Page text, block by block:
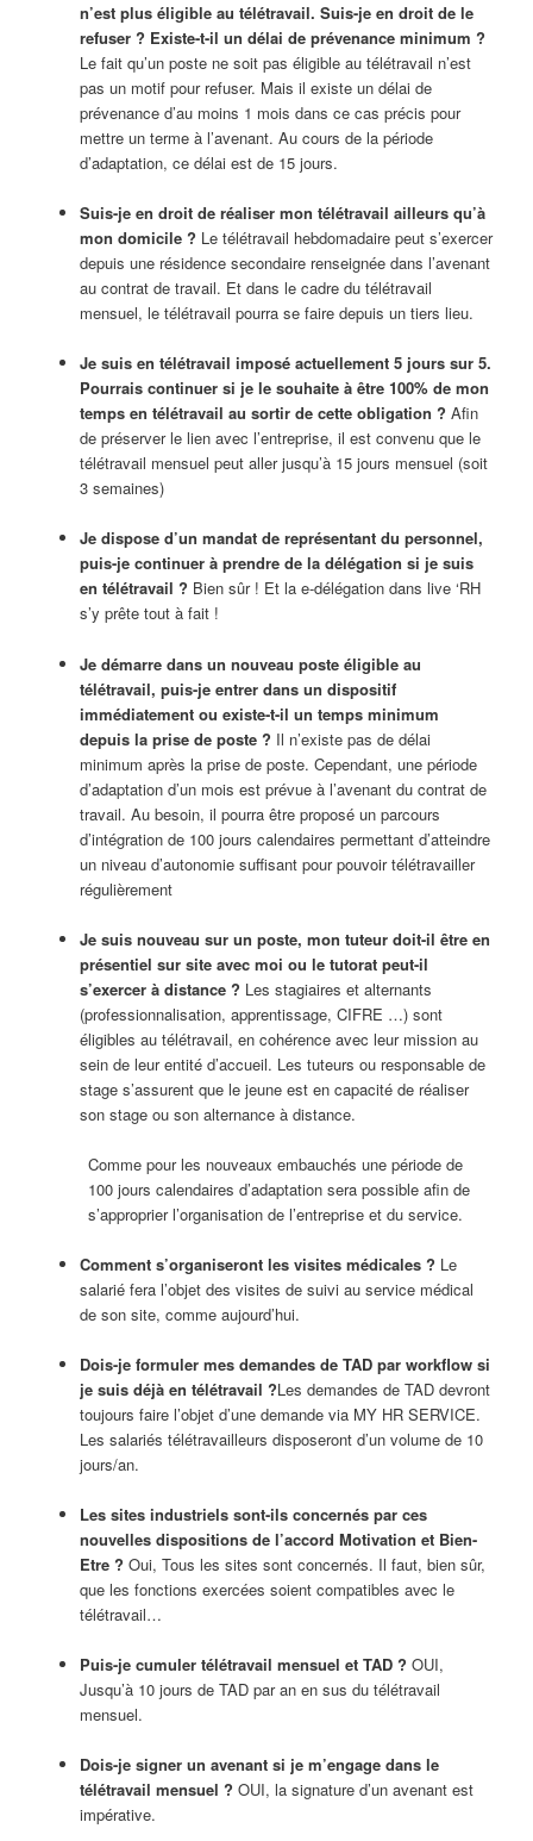
n’est plus éligible au télétravail. Suis-je en droit de le
refuser ? Existe-t-il un délai de prévenance minimum ?
Le fait qu’un poste ne soit pas éligible au télétravail n’est
pas un motif pour refuser. Mais il existe un délai de
prévenance d’au moins 1 mois dans ce cas précis pour
mettre un terme à l’avenant. Au cours de la période
d’adaptation, ce délai est de 15 jours.
Suis-je en droit de réaliser mon télétravail ailleurs qu’à
mon domicile ? Le télétravail hebdomadaire peut s’exercer
depuis une résidence secondaire renseignée dans l’avenant
au contrat de travail. Et dans le cadre du télétravail
mensuel, le télétravail pourra se faire depuis un tiers lieu.
Je suis en télétravail imposé actuellement 5 jours sur 5.
Pourrais continuer si je le souhaite à être 100% de mon
temps en télétravail au sortir de cette obligation ? Afin
de préserver le lien avec l’entreprise, il est convenu que le
télétravail mensuel peut aller jusqu’à 15 jours mensuel (soit
3 semaines)
Je dispose d’un mandat de représentant du personnel,
puis-je continuer à prendre de la délégation si je suis
en télétravail ? Bien sûr ! Et la e-délégation dans live ‘RH
s’y prête tout à fait !
Je démarre dans un nouveau poste éligible au
télétravail, puis-je entrer dans un dispositif
immédiatement ou existe-t-il un temps minimum
depuis la prise de poste ? Il n’existe pas de délai
minimum après la prise de poste. Cependant, une période
d’adaptation d’un mois est prévue à l’avenant du contrat de
travail. Au besoin, il pourra être proposé un parcours
d’intégration de 100 jours calendaires permettant d’atteindre
un niveau d’autonomie suffisant pour pouvoir télétravailler
régulièrement
Je suis nouveau sur un poste, mon tuteur doit-il être en
présentiel sur site avec moi ou le tutorat peut-il
s’exercer à distance ? Les stagiaires et alternants
(professionnalisation, apprentissage, CIFRE …) sont
éligibles au télétravail, en cohérence avec leur mission au
sein de leur entité d’accueil. Les tuteurs ou responsable de
stage s’assurent que le jeune est en capacité de réaliser
son stage ou son alternance à distance.
Comme pour les nouveaux embauchés une période de
100 jours calendaires d’adaptation sera possible afin de
s’approprier l’organisation de l’entreprise et du service.
Comment s’organiseront les visites médicales ? Le
salarié fera l’objet des visites de suivi au service médical
de son site, comme aujourd’hui.
Dois-je formuler mes demandes de TAD par workflow si
je suis déjà en télétravail ?Les demandes de TAD devront
toujours faire l’objet d’une demande via MY HR SERVICE.
Les salariés télétravailleurs disposeront d’un volume de 10
jours/an.
Les sites industriels sont-ils concernés par ces
nouvelles dispositions de l’accord Motivation et Bien-
Etre ? Oui, Tous les sites sont concernés. Il faut, bien sûr,
que les fonctions exercées soient compatibles avec le
télétravail…
Puis-je cumuler télétravail mensuel et TAD ? OUI,
Jusqu’à 10 jours de TAD par an en sus du télétravail
mensuel.
Dois-je signer un avenant si je m’engage dans le
télétravail mensuel ? OUI, la signature d’un avenant est
impérative.